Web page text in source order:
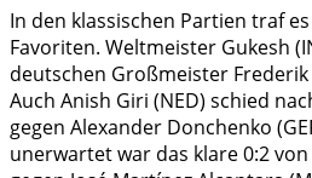
In den klassischen Partien traf
Favoriten. Weltmeister Gukesh
deutschen Großmeister Frederik
Auch Anish Giri (NED) schied
gegen Alexander Donchenko
unerwartet war das klare 0:2